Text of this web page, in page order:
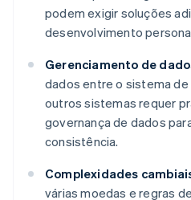
podem exigir soluções
desenvolvimento
Gerenciamento de
dados entre o sistema
outros sistemas requer
governança de dados
consistência.
Complexidades
várias moedas e regras